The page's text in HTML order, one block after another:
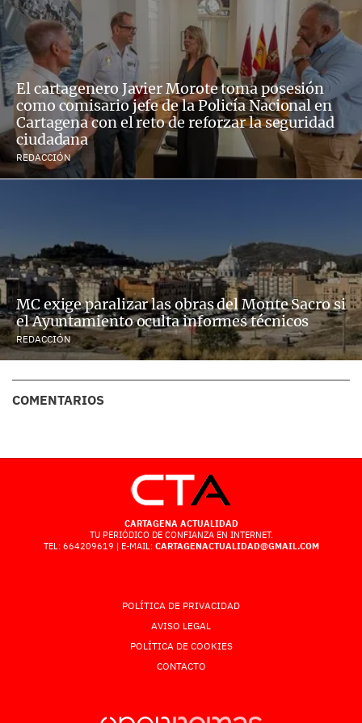
El cartagenero Javier Morote toma posesión
como comisario jefe de la Policía Nacional en
Cartagena con el reto de reforzar la seguridad
ciudadana
REDACCIÓN
MC exige paralizar las obras del Monte Sacro si
el Ayuntamiento oculta informes técnicos
REDACCIÓN
COMENTARIOS
CARTAGENA ACTUALIDAD
TU PERIÓDICO DE CONFIANZA EN INTERNET.
TEL: 664209619 | E-MAIL: CARTAGENACTUALIDAD@GMAIL.COM
POLÍTICA DE PRIVACIDAD
AVISO LEGAL
POLÍTICA DE COOKIES
CONTACTO